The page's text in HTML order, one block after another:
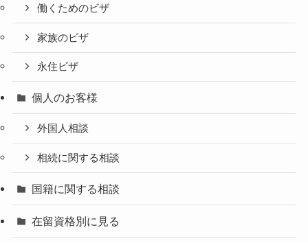
働くためのビザ
家族のビザ
永住ビザ
個人のお客様
外国人相談
相続に関する相談
国籍に関する相談
在留資格別に見る